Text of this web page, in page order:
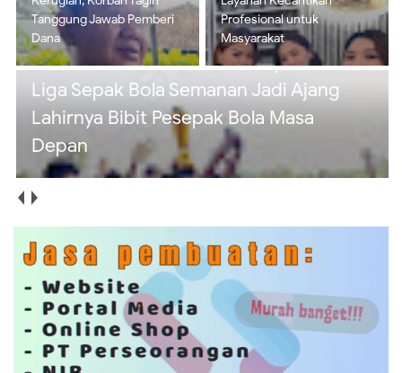
Profesional untuk
Masyarakat
Lahirnya Bibit Pesepak
Bola Masa Depan
Koramil 02/Tambora Intensifkan Patroli
Malam, Ciptakan Rasa Aman dan Cegah
Tawuran di Wilayah Binaan